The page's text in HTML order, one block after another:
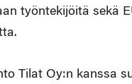
työntekijöitä sekä
Tilat Oy:n kanssa